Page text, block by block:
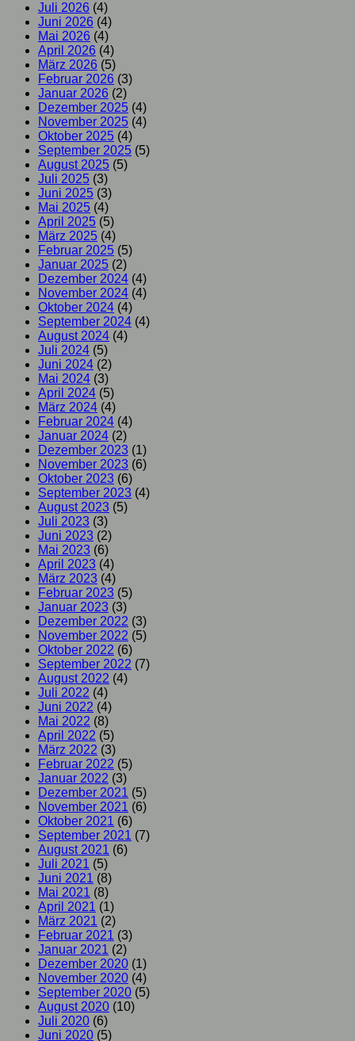
Juli 2026 (4)
Juni 2026 (4)
Mai 2026 (4)
April 2026 (4)
März 2026 (5)
Februar 2026 (3)
Januar 2026 (2)
Dezember 2025 (4)
November 2025 (4)
Oktober 2025 (4)
September 2025 (5)
August 2025 (5)
Juli 2025 (3)
Juni 2025 (3)
Mai 2025 (4)
April 2025 (5)
März 2025 (4)
Februar 2025 (5)
Januar 2025 (2)
Dezember 2024 (4)
November 2024 (4)
Oktober 2024 (4)
September 2024 (4)
August 2024 (4)
Juli 2024 (5)
Juni 2024 (2)
Mai 2024 (3)
April 2024 (5)
März 2024 (4)
Februar 2024 (4)
Januar 2024 (2)
Dezember 2023 (1)
November 2023 (6)
Oktober 2023 (6)
September 2023 (4)
August 2023 (5)
Juli 2023 (3)
Juni 2023 (2)
Mai 2023 (6)
April 2023 (4)
März 2023 (4)
Februar 2023 (5)
Januar 2023 (3)
Dezember 2022 (3)
November 2022 (5)
Oktober 2022 (6)
September 2022 (7)
August 2022 (4)
Juli 2022 (4)
Juni 2022 (4)
Mai 2022 (8)
April 2022 (5)
März 2022 (3)
Februar 2022 (5)
Januar 2022 (3)
Dezember 2021 (5)
November 2021 (6)
Oktober 2021 (6)
September 2021 (7)
August 2021 (6)
Juli 2021 (5)
Juni 2021 (8)
Mai 2021 (8)
April 2021 (1)
März 2021 (2)
Februar 2021 (3)
Januar 2021 (2)
Dezember 2020 (1)
November 2020 (4)
September 2020 (5)
August 2020 (10)
Juli 2020 (6)
Juni 2020 (5)